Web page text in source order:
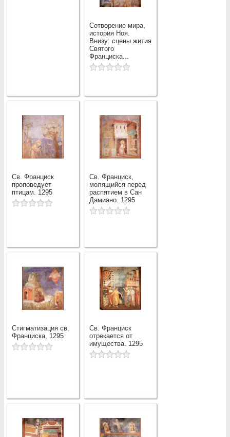
Сотворение мира,
история Ноя.
Внизу: сцены жития
Святого
Франциска...
Св. Франциск
проповедует
птицам. 1295
Св. Франциск,
молящийся перед
распятием в Сан
Дамиано. 1295
Стигматизация св.
Франциска, 1295
Св. Франциск
отрекается от
имущества. 1295